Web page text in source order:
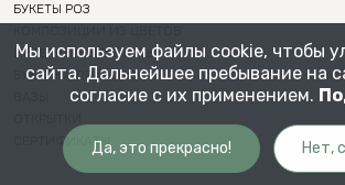
БУКЕТЫ РОЗ
ИНТЕРЬЕРНЫЕ БУКЕТЫ
БУКЕТ НА ПРАЗДНИК
СЕРТИФИКАТЫ
Мы используем файлы cookie, чтобы
сайта. Дальнейшее пребывание на
согласие с их применением.
Да, это прекрасно! Нет,